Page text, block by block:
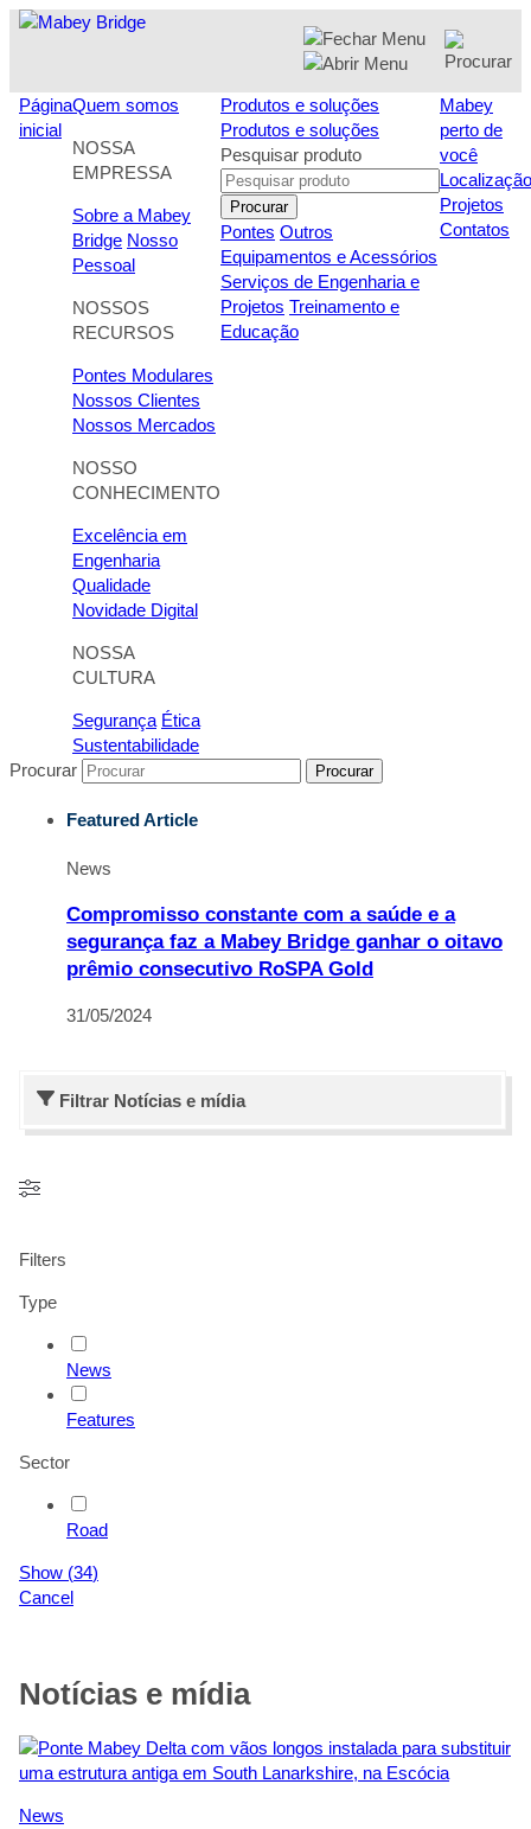
Skip
Página
inicial
Quem somos
NOSSA
EMPRESSA
Sobre a Mabey
Bridge Nosso
Pessoal
NOSSOS
RECURSOS
Pontes Modulares
Nossos Clientes
Nossos Mercados
NOSSO
CONHECIMENTO
Excelência em
Engenharia
Qualidade
Novidade Digital
NOSSA
CULTURA
Segurança Ética
Sustentabilidade
Produtos e soluções
Produtos e soluções
Pesquisar produto
Procurar
Pontes Outros
Equipamentos e Acessórios
Serviços de Engenharia e
Projetos Treinamento e
Educação
Mabey
perto de
você
Localização
Projetos
Contatos
Procurar Procurar
Featured Article
News
Compromisso constante com a saúde e a
segurança faz a Mabey Bridge ganhar o oitavo
prêmio consecutivo RoSPA Gold
31/05/2024
Filtrar Notícias e mídia
Filters
Type
News
Features
Sector
Road
Show (34)
Cancel
Notícias e mídia
News